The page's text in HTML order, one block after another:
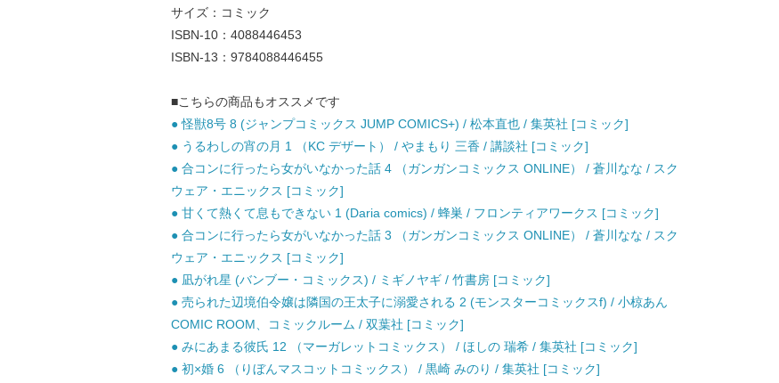
サイズ：コミック
ISBN-10：4088446453
ISBN-13：9784088446455
■こちらの商品もオススメです
● 怪獣8号 8 (ジャンプコミックス JUMP COMICS+) / 松本直也 / 集英社 [コミック]
● うるわしの宵の月 1 （KC デザート） / やまもり 三香 / 講談社 [コミック]
● 合コンに行ったら女がいなかった話 4 （ガンガンコミックス ONLINE） / 蒼川なな / スク
ウェア・エニックス [コミック]
● 甘くて熱くて息もできない 1 (Daria comics) / 蜂巣 / フロンティアワークス [コミック]
● 合コンに行ったら女がいなかった話 3 （ガンガンコミックス ONLINE） / 蒼川なな / スク
ウェア・エニックス [コミック]
● 凪がれ星 (バンブー・コミックス) / ミギノヤギ / 竹書房 [コミック]
● 売られた辺境伯令嬢は隣国の王太子に溺愛される 2 (モンスターコミックスf) / 小椋あん
COMIC ROOM、コミックルーム / 双葉社 [コミック]
● みにあまる彼氏 12 （マーガレットコミックス） / ほしの 瑞希 / 集英社 [コミック]
● 初×婚 6 （りぼんマスコットコミックス） / 黒崎 みのり / 集英社 [コミック]